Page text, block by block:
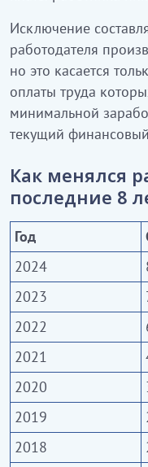
Исключение
работодателя
но это касается
оплаты труда
минимальной
текущий
Как менялся
последние 8
Год
2024
2023
2022
2021
2020
2019
2018